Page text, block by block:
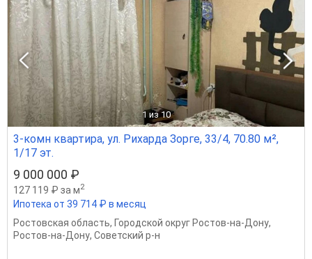
1 из 10
3-комн квартира, ул. Рихарда Зорге, 33/4, 70.80 м²,
1/17 эт.
9 000 000 ₽
127 119 ₽ за м2
Ипотека от 39 714 ₽ в месяц
Ростовская область, Городской округ Ростов-на-Дону,
Ростов-на-Дону, Советский р-н